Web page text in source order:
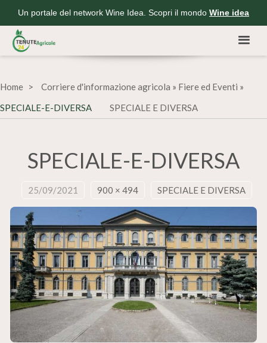
Un portale del network Wine Idea. Scopri il mondo Wine idea
Home Corriere d'informazione agricola » Fiere ed Eventi »
SPECIALE E DIVERSA
SPECIALE-E-DIVERSA
SPECIALE-E-DIVERSA
25/09/2021 900 × 494 SPECIALE E DIVERSA